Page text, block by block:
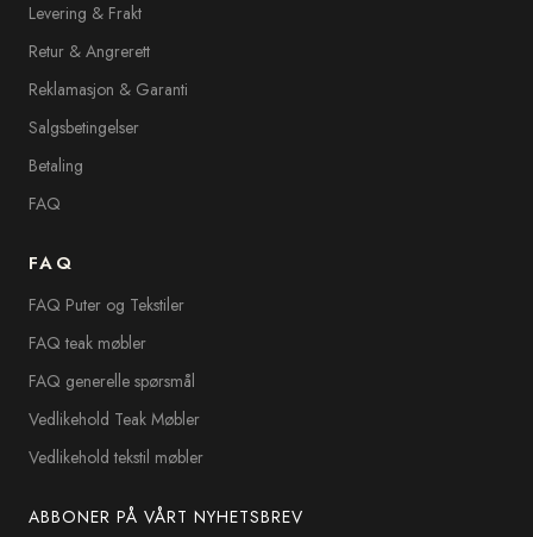
Levering & Frakt
Retur & Angrerett
Reklamasjon & Garanti
Salgsbetingelser
Betaling
FAQ
FAQ
FAQ Puter og Tekstiler
FAQ teak møbler
FAQ generelle spørsmål
Vedlikehold Teak Møbler
Vedlikehold tekstil møbler
ABBONER PÅ VÅRT NYHETSBREV